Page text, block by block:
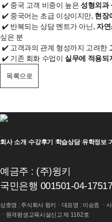
✔️ 중국 고객 비중이 높은 성형외과
✔️ 중국어는 초급 이상이지만, 현장
✔️ 반복되는 상담 멘트가 아닌, 자연
싶은 분
✔️ 고객과의 관계 형성까지 고려한
✔️ 기존 회화 수업이 실무에 적용되
목록으로
회사 소개 수강후기 학습상담 유학정보
예금주 : (주)윙키
국민은행 001501-04-
상호명 : 주식회사 윙키ㆍ대표명 : 이승효 ㆍ
ㆍ원격평생교육시설신고 제 1162호